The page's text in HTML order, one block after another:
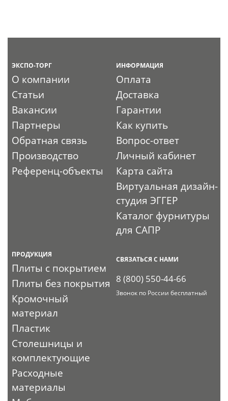
ЭКСПО-ТОРГ
О компании
Статьи
Вакансии
Партнеры
Обратная связь
Производство
Референц-объекты
ИНФОРМАЦИЯ
Оплата
Доставка
Гарантии
Как купить
Вопрос-ответ
Личный кабинет
Карта сайта
Виртуальная дизайн-
студия ЭГГЕР
Каталог фурнитуры
для САПР
ПРОДУКЦИЯ
Плиты с покрытием
Плиты без покрытия
Кромочный
материал
Пластик
Столешницы и
комплектующие
Расходные
материалы
СВЯЗАТЬСЯ С НАМИ
8 (800) 550-44-66
Звонок по России бесплатный